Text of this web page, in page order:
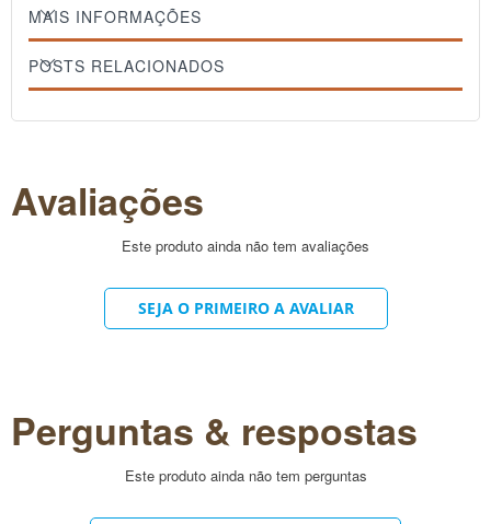
reticulata, Cymbopogon citratus, Lavandula angustifolia,
Pogostemon cablin, essential oils, aqua.
MAIS INFORMAÇÕES
POSTS RELACIONADOS
Avaliações
Este produto ainda não tem avaliações
SEJA O PRIMEIRO A AVALIAR
Perguntas & respostas
Este produto ainda não tem perguntas